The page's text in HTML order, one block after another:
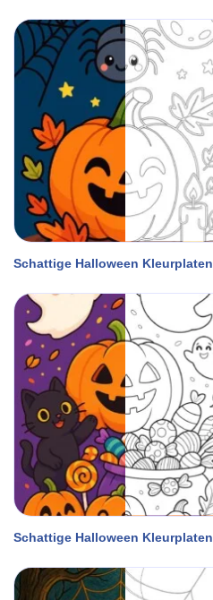
Schattige Halloween Kleurplaten
Schattige Halloween Kleurplaten